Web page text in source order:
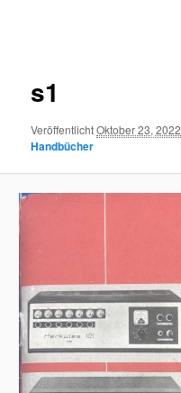
s1
VeröffentlichtOktober 23, 2022
Handbücher